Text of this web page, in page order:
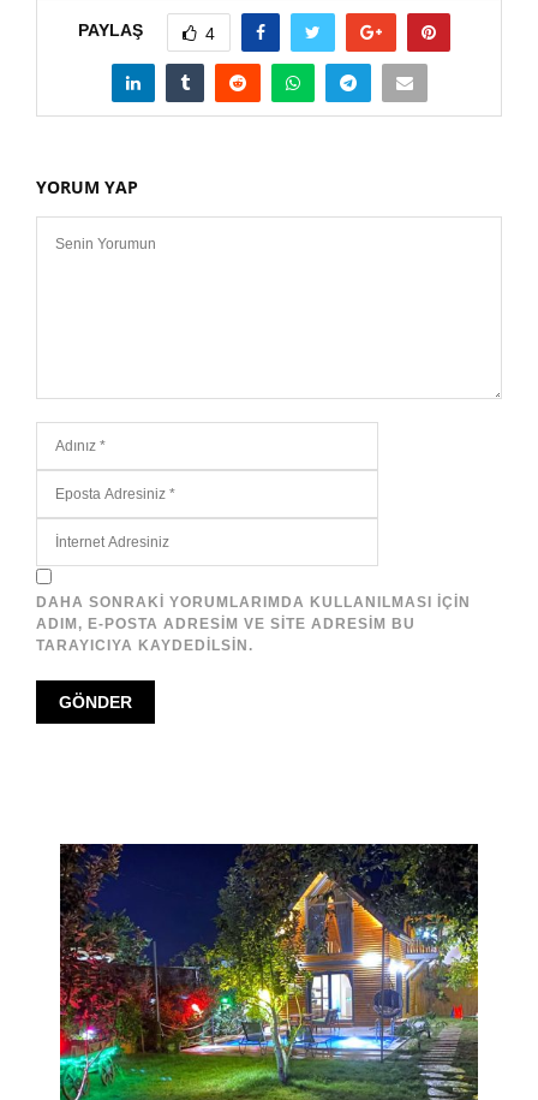
PAYLAŞ 4
YORUM YAP
DAHA SONRAKI YORUMLARIMDA KULLANILMASI IÇIN
ADIM, E-POSTA ADRESIM VE SITE ADRESIM BU
TARAYICIYA KAYDEDILSIN.